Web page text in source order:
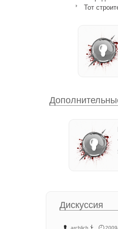
Тот
Дискуссия
archlich